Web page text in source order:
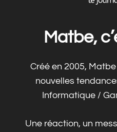
Matbe,
Créé en 2005,
nouvelles
Informatique /
Une réaction, un